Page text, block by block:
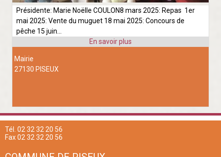
Présidente: Marie Noëlle COULON8 mars 2025: Repas 1er
mai 2025: Vente du muguet 18 mai 2025: Concours de
pêche 15 juin...
Mairie
27130 PISEUX
Tél. 02 32 32 20 56
Fax 02 32 32 20 56